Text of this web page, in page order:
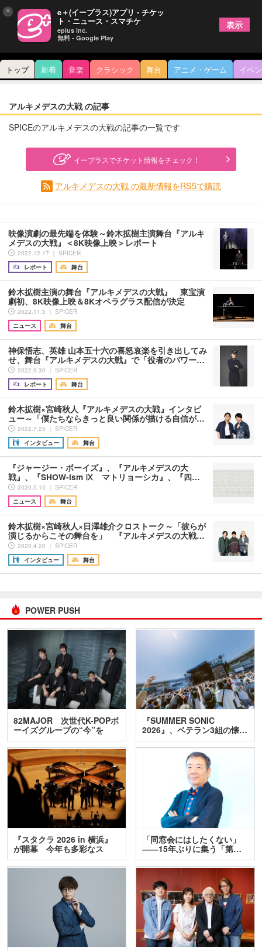
トップ 新着 音楽 クラシック 舞台 アニメ・ゲーム イベ
アルキメデスの大戦 の記事
SPICEのアルキメデスの大戦の記事の一覧です
イープラスでチケット情報をチェック！
アルキメデスの大戦 の最新情報をRSSで購読
映像演劇の最先端を体験～鈴木拡樹主演舞台『アルキ
メデスの大戦』＜8K映像上映＞レポート
2022.12.17 ｜ SPICER
レポート
舞台
鈴木拡樹主演の舞台『アルキメデスの大戦』 東宝演
劇初、8K映像上映＆8Kオペラグラス配信が決定
2022.11.3 ｜ SPICER
ニュース
舞台
神保悟志、英雄 山本五十六の喜怒哀楽を引き出してみ
せ、舞台『アルキメデスの大戦』で「役者のパワー…
2022.9.30 ｜ SPICER
レポート
舞台
鈴木拡樹×宮崎秋人『アルキメデスの大戦』インタビ
ュー～「僕たちならきっと良い関係が描ける自信が…
2022.7.25 ｜ SPICER
インタビュー
舞台
『ジャージー・ボーイズ』、『アルキメデスの大
戦』、『SHOW-ism Ⅸ マトリョーシカ』、『四…
2020.5.15 ｜ SPICER
ニュース
舞台
鈴木拡樹×宮崎秋人×日澤雄介クロストーク～「彼らが
演じるからこその舞台を」 『アルキメデスの大戦…
2020.4.20 ｜ SPICER
インタビュー
舞台
POWER PUSH
82MAJOR 次世代K-POPボ
ーイズグループの“今”を
訊…
『SUMMER SONIC
2026』、ベテラン3組の懐…
『スタクラ 2026 in 横浜』
が開幕 今年も多彩なス
テ…
「同窓会にはしたくない」
――15年ぶりに集う「第…
× e＋(イープラス)アプリ - チケッ
ト・ニュース・スマチケ
eplus inc.
無料 - Google Play
表示